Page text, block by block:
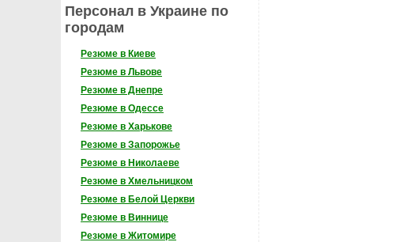
Персонал в Украине по
городам
Резюме в Киеве
Резюме в Львове
Резюме в Днепре
Резюме в Одессе
Резюме в Харькове
Резюме в Запорожье
Резюме в Николаеве
Резюме в Хмельницком
Резюме в Белой Церкви
Резюме в Виннице
Резюме в Житомире